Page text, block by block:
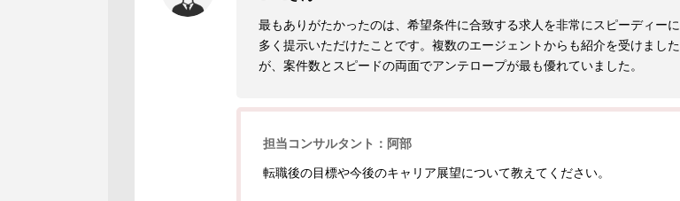
最もありがたかったのは、希望条件に合致する求人を非常にスピーディーに
多く提示いただけたことです。複数のエージェントからも紹介を受けました
が、案件数とスピードの両面でアンテロープが最も優れていました。
担当コンサルタント：阿部
転職後の目標や今後のキャリア展望について教えてください。